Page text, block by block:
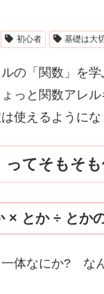
初心者 基礎は大
の「関数」を
っと関数アレ
使えるようにな
ってそもそ
× とか ÷ とか
一体なにか? な